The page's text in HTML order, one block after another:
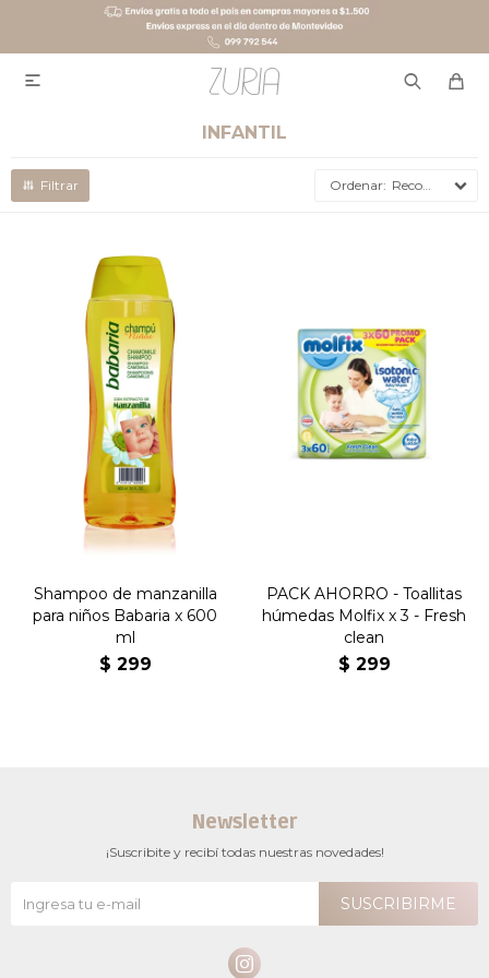

INFANTIL
Recomendados
Shampoo de manzanilla
para niños Babaria x 600
ml
$ 299
PACK AHORRO - Toallitas
húmedas Molfix x 3 - Fresh
clean
$ 299
Newsletter
¡Suscribite y recibí todas nuestras novedades!
SUSCRIBIRME
